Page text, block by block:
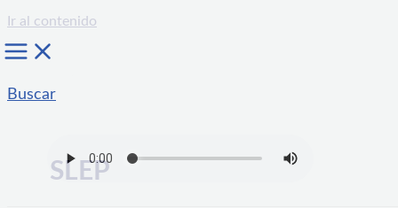
Ir al contenido
Buscar
SLEP